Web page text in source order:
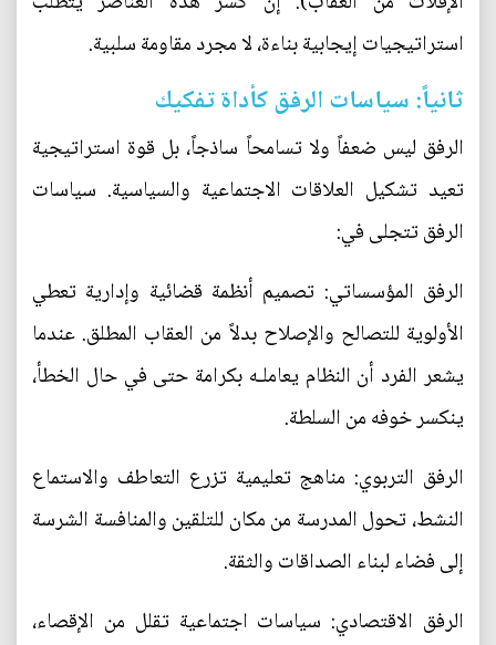
استراتيجيات إيجابية بناءة، لا مجرد مقاومة سلبية.
ثانياً: سياسات الرفق كأداة تفكيك
الرفق ليس ضعفاً ولا تسامحاً ساذجاً، بل قوة استراتيجية
تعيد تشكيل العلاقات الاجتماعية والسياسية. سياسات
الرفق تتجلى في:
الرفق المؤسساتي: تصميم أنظمة قضائية وإدارية تعطي
الأولوية للتصالح والإصلاح بدلاً من العقاب المطلق. عندما
يشعر الفرد أن النظام يعاملـه بكرامة حتى في حال الخطأ،
ينكسر خوفه من السلطة.
الرفق التربوي: مناهج تعليمية تزرع التعاطف والاستماع
النشط، تحول المدرسة من مكان للتلقين والمنافسة الشرسة
إلى فضاء لبناء الصداقات والثقة.
الرفق الاقتصادي: سياسات اجتماعية تقلل من الإقصاء،